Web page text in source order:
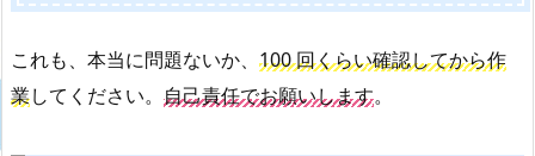
これも、本当に問題ないか、 100 回くらい確認してから作
業してください。 自己責任でお願いします。